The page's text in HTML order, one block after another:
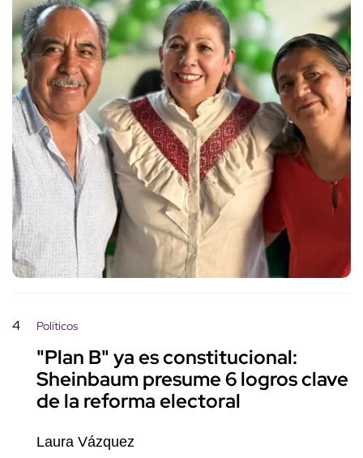
4 Políticos
"Plan B" ya es constitucional:
Sheinbaum presume 6 logros clave
de la reforma electoral
Laura Vázquez